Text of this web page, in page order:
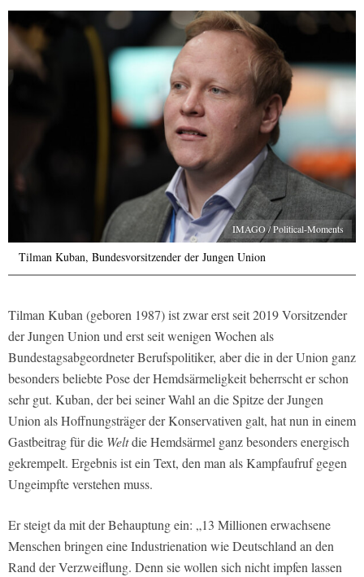
IMAGO / Political-Moments
Tilman Kuban, Bundesvorsitzender der Jungen Union
Tilman Kuban (geboren 1987) ist zwar erst seit 2019 Vorsitzender
der Jungen Union und erst seit wenigen Wochen als
Bundestagsabgeordneter Berufspolitiker, aber die in der Union ganz
besonders beliebte Pose der Hemdsärmeligkeit beherrscht er schon
sehr gut. Kuban, der bei seiner Wahl an die Spitze der Jungen
Union als Hoffnungsträger der Konservativen galt, hat nun in einem
Gastbeitrag für die Weltdie Hemdsärmel ganz besonders energisch
gekrempelt. Ergebnis ist ein Text, den man als Kampfaufruf gegen
Ungeimpfte verstehen muss.
Er steigt da mit der Behauptung ein: „13 Millionen erwachsene
Menschen bringen eine Industrienation wie Deutschland an den
Rand der Verzweiflung. Denn sie wollen sich nicht impfen lassen